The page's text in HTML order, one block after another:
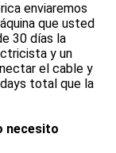
enviaremos
que usted
30 días la
y un
el cable y
total que la
necesito